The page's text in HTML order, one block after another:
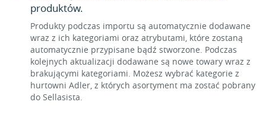
produktów.
Produkty podczas importu są automatycznie dodawane
wraz z ich kategoriami oraz atrybutami, które zostaną
automatycznie przypisane bądź stworzone. Podczas
kolejnych aktualizacji dodawane są nowe towary wraz z
brakującymi kategoriami. Możesz wybrać kategorie z
hurtowni Adler, z których asortyment ma zostać pobrany
do Sellasista.